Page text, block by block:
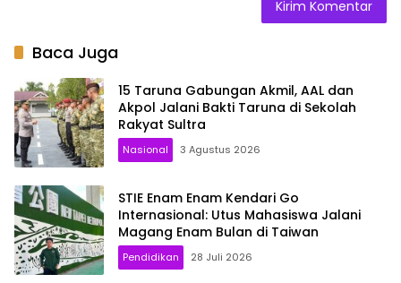
Baca Juga
15 Taruna Gabungan Akmil, AAL dan
Akpol Jalani Bakti Taruna di Sekolah
Rakyat Sultra
Nasional 3 Agustus 2026
STIE Enam Enam Kendari Go
Internasional: Utus Mahasiswa Jalani
Magang Enam Bulan di Taiwan
Pendidikan 28 Juli 2026